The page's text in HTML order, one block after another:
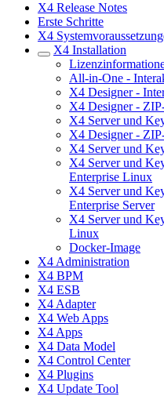
X4 Release Notes
Erste Schritte
X4
X4 Installation
All-in-One -
X4 Designer -
X4 Designer -
X4 Server und
X4 Designer -
X4 Server und
X4 Server und
Enterprise Linux
X4 Server und
Enterprise Server
X4 Server und
Linux
Docker-Image
X4 Administration
X4 BPM
X4 ESB
X4 Adapter
X4 Web Apps
X4 Apps
X4 Data Model
X4 Control Center
X4 Plugins
X4 Update Tool